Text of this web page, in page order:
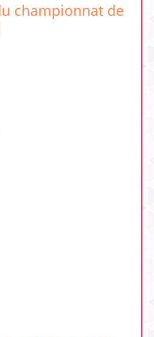
championnat de